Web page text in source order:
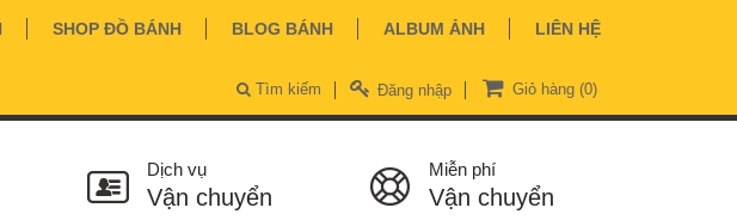
SHOP ĐỒ BÁNH BLOG BÁNH ALBUM ẢNH LIÊN HỆ
Giỏ hàng (0)
Đăng nhập
Tìm kiếm
Dịch vụ
Vận chuyển
Miễn phí
Vận chuyển